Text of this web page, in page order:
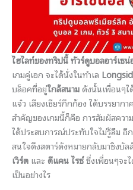
ไฮไลท์ของทริปนี้ทัวร์ดูบอลอาร์เซน่
เกมคู่เอก จะได้นั่งในทำเล
บล็อคที่อยู่ใกล้สนามดังนั้นเพื่อนๆไ
แจ๋ว เสียงเชียร์กึกก้อง ได้บรรยา
สำคัญของเกมนี้ก็คือ การสัมผัสคว
ได้ประสบการณ์ประทับใจไม่รู้ลืม อี
สนใจดึงสตาร์ดังหมายกลับมาชิงบั
เวิร์ต และ ดีแคน ไรซ์ซึ่งเพื่อนๆจะ
เป็นอย่างไร